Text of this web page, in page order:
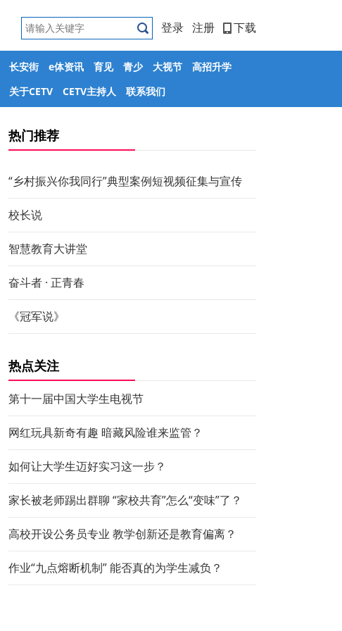
登录 注册 下载
长安街 e体资讯 育见 青少 大视节
高招升学
关于CETV CETV主持人 联系我们
热门推荐
“乡村振兴你我同行”典型案例短视频征集与宣传
校长说
智慧教育大讲堂
奋斗者 · 正青春
《冠军说》
热点关注
第十一届中国大学生电视节
网红玩具新奇有趣 暗藏风险谁来监管？
如何让大学生迈好实习这一步？
家长被老师踢出群聊 “家校共育”怎么“变味”了？
高校开设公务员专业 教学创新还是教育偏离？
作业“九点熔断机制” 能否真的为学生减负？